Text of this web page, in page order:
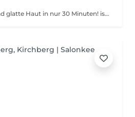
Erhalten Sie langanhaltend glatte Haut in nur 30 Minuten! ist eine Methode zur Haarentfernung, bei der die Haare mitsamt der Haarfollikel mit warmem Wachs herausgezogen werden. Wie wird die Wachs-Epilation durchgeführt? - Vorbereitung (die Kosmetikerin trägt eine spezielle antiseptische Lotion auf die Haut auf) - Wachs wird aufgetragen (die Wachsmischung wird auf eine bestimmte Temperatur erhitzt und anschließend mit einem Holzspatel auf die Haut aufgetragen) - Enthaarung (nachdem das Wachs ausgehärtet ist, entfernt die Kosmetikerin die Wachsstreifen mit den Haaren durch scharfe Bewegungen) - Wachsreste werden entfernt (Wachsreste werden entfernt und Aloe-Vera-Creme wird aufgetragen) Altersbeschränkungen: empfohlenes Mindestalter ab 14 Jahren. Empfehlungen nach dem Eingriff: es wird empfohlen, innerhalb von 12 Stunden nach dem Eingriff kein heißes Bad zu nehmen, keine Sauna zu besuchen und nicht im Pool zu schwimmen, da dies zu Reizungen führen kann. Frequenz: einmal in 4 Wochen.